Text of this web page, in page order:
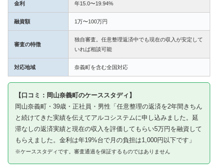
金利 年15.0〜19.94%
融資額 1万〜100万円
審査の特徴
独自審査。任意整理返済中でも現在の収入が安定して
いれば相談可能
対応地域 奈義町を含む全国対応
【口コミ：岡山奈義町のケーススタディ】
岡山奈義町・39歳・正社員・男性「任意整理の返済を2年間きちん
と続けてきた実績を伝えてアルコシステムに申し込みました。延
滞なしの返済実績と現在の収入を評価してもらい5万円を融資して
もらえました。金利は年19%台で月の負担は1,000円以下です」
※ケーススタディです。審査通過を保証するものではありません